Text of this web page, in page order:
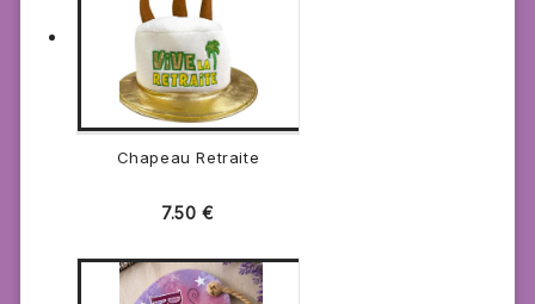
Chapeau Retraite
7.50€